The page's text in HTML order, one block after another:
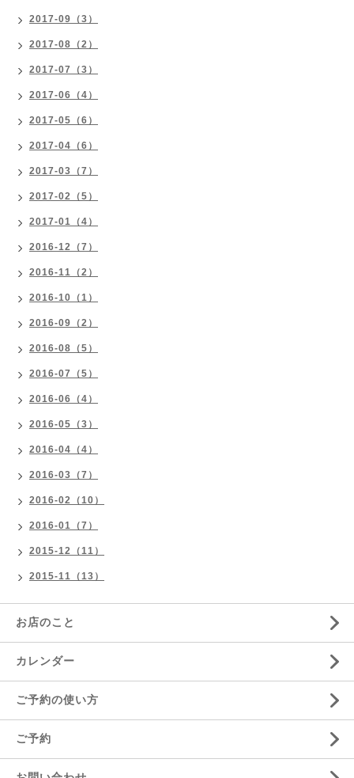
2017-09（3）
2017-08（2）
2017-07（3）
2017-06（4）
2017-05（6）
2017-04（6）
2017-03（7）
2017-02（5）
2017-01（4）
2016-12（7）
2016-11（2）
2016-10（1）
2016-09（2）
2016-08（5）
2016-07（5）
2016-06（4）
2016-05（3）
2016-04（4）
2016-03（7）
2016-02（10）
2016-01（7）
2015-12（11）
2015-11（13）
お店のこと
カレンダー
ご予約の使い方
ご予約